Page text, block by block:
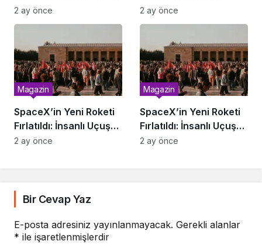
Uyarı
2 ay önce
Merkezi Geliyor
2 ay önce
SpaceX’in Yeni Roketi
Fırlatıldı: İnsanlı Uçuş
Ne Zaman?
Magazin
2 ay önce
SpaceX’in Yeni Roketi
Fırlatıldı: İnsanlı Uçuş
Ne Zaman?
Magazin
2 ay önce
Bir Cevap Yaz
E-posta adresiniz yayınlanmayacak. Gerekli alanlar
* ile işaretlenmişlerdir